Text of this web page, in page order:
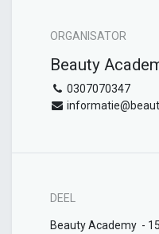
ORGANISATOR
Beauty
0307070347
DEEL
Beauty Academy -